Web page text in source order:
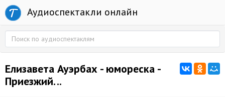
Аудиоспектакли онлайн
Елизавета Ауэрбах - юмореска -
Приезжий. ..